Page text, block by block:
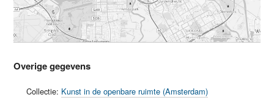
Overige gegevens
Collectie: Kunst in de openbare ruimte (Amsterdam)